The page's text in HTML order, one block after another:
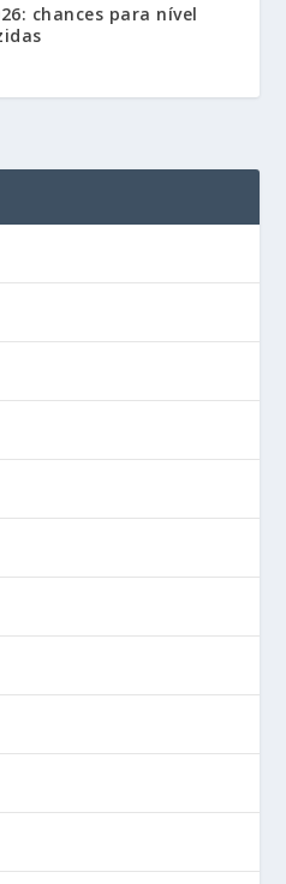
chances para nível